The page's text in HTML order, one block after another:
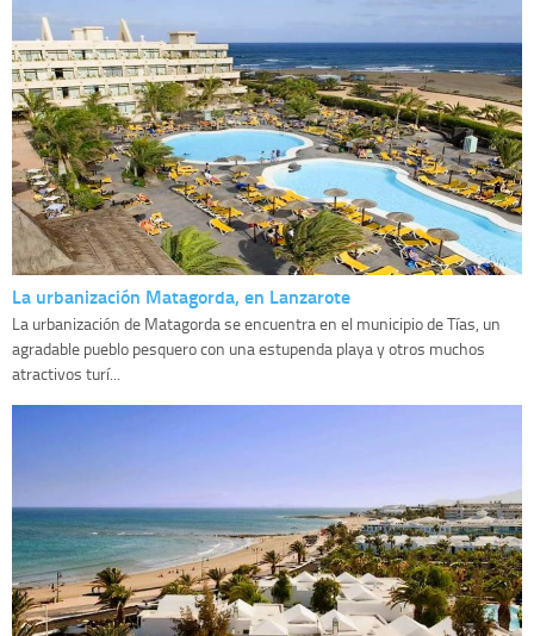
La urbanización Matagorda, en Lanzarote
La urbanización de Matagorda se encuentra en el municipio de Tías, un
agradable pueblo pesquero con una estupenda playa y otros muchos
atractivos turí...